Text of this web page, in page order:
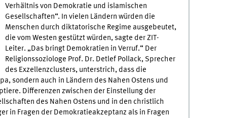
Verhältnis von Demokratie und islamischen
Gesellschaften“. In vielen Ländern würden die
Menschen durch diktatorische Regime ausgebeutet,
die vom Westen gestützt würden, sagte der ZIT-
Leiter. „Das bringt Demokratien in Verruf.“ Der
Religionssoziologe Prof. Dr. Detlef Pollack, Sprecher
des Exzellenzclusters, unterstrich, dass die
sondern auch in Ländern des Nahen Ostens und
Differenzen zwischen der Einstellung der
des Nahen Ostens und in den christlich
in Fragen der Demokratieakzeptanz als in Fragen